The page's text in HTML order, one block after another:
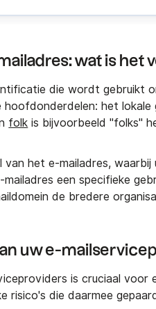
wat is het
die wordt gebruikt
het lokale
folk is bijvoorbeeld "folks"
van het e-mailadres,
een specifieke
de bredere
uw e-
is cruciaal voor
risico's die daarmee